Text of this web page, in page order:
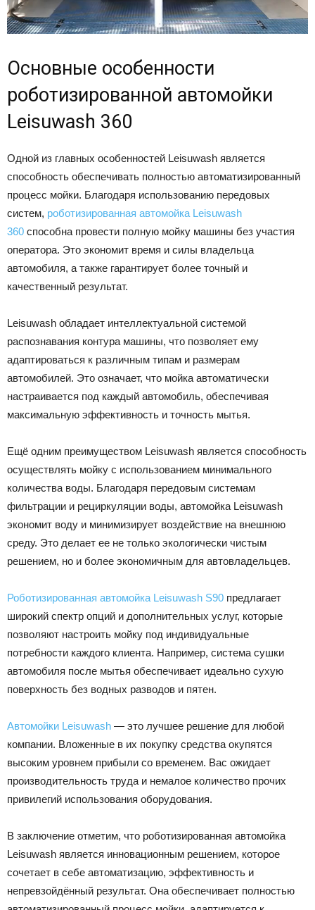
Основные особенности
роботизированной автомойки
Leisuwash 360
Одной из главных особенностей Leisuwash является
способность обеспечивать полностью автоматизированный
процесс мойки. Благодаря использованию передовых
систем, роботизированная автомойка Leisuwash
360 способна провести полную мойку машины без участия
оператора. Это экономит время и силы владельца
автомобиля, а также гарантирует более точный и
качественный результат.
Leisuwash обладает интеллектуальной системой
распознавания контура машины, что позволяет ему
адаптироваться к различным типам и размерам
автомобилей. Это означает, что мойка автоматически
настраивается под каждый автомобиль, обеспечивая
максимальную эффективность и точность мытья.
Ещё одним преимуществом Leisuwash является способность
осуществлять мойку с использованием минимального
количества воды. Благодаря передовым системам
фильтрации и рециркуляции воды, автомойка Leisuwash
экономит воду и минимизирует воздействие на внешнюю
среду. Это делает ее не только экологически чистым
решением, но и более экономичным для автовладельцев.
Роботизированная автомойка Leisuwash S90 предлагает
широкий спектр опций и дополнительных услуг, которые
позволяют настроить мойку под индивидуальные
потребности каждого клиента. Например, система сушки
автомобиля после мытья обеспечивает идеально сухую
поверхность без водных разводов и пятен.
Автомойки Leisuwash — это лучшее решение для любой
компании. Вложенные в их покупку средства окупятся
высоким уровнем прибыли со временем. Вас ожидает
производительность труда и немалое количество прочих
привилегий использования оборудования.
В заключение отметим, что роботизированная автомойка
Leisuwash является инновационным решением, которое
сочетает в себе автоматизацию, эффективность и
непревзойдённый результат. Она обеспечивает полностью